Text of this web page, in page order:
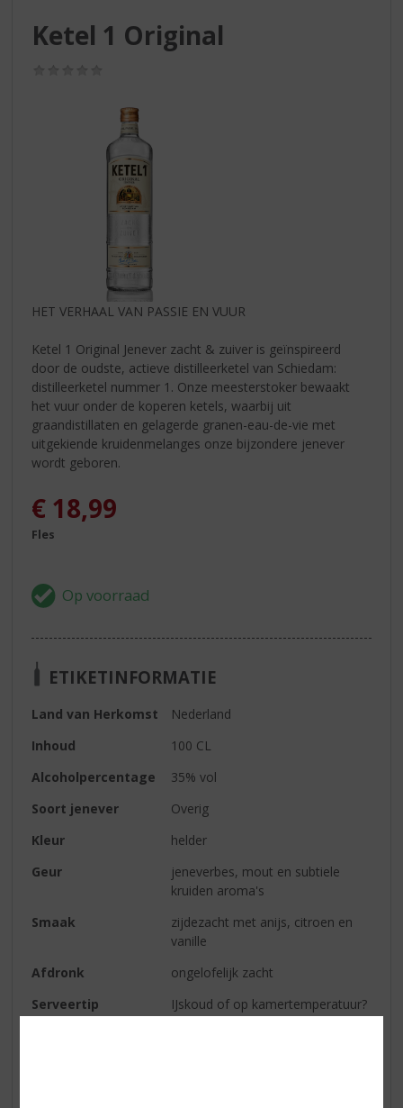
Ketel 1 Original
HET VERHAAL VAN PASSIE EN VUUR
Ketel 1 Original Jenever zacht & zuiver is geïnspireerd
door de oudste, actieve distilleerketel van Schiedam:
distilleerketel nummer 1. Onze meesterstoker bewaakt
het vuur onder de koperen ketels, waarbij uit
graandistillaten en gelagerde granen-eau-de-vie met
uitgekiende kruidenmelanges onze bijzondere jenever
wordt geboren.
€ 18,99
Fles
ETIKETINFORMATIE
Land van Herkomst
Nederland
Inhoud
100 CL
Alcoholpercentage
35% vol
Soort jenever
Overig
Kleur
helder
Geur
jeneverbes, mout en subtiele
kruiden aroma's
Smaak
zijdezacht met anijs, citroen en
vanille
Afdronk
ongelofelijk zacht
Serveertip
IJskoud of op kamertemperatuur?